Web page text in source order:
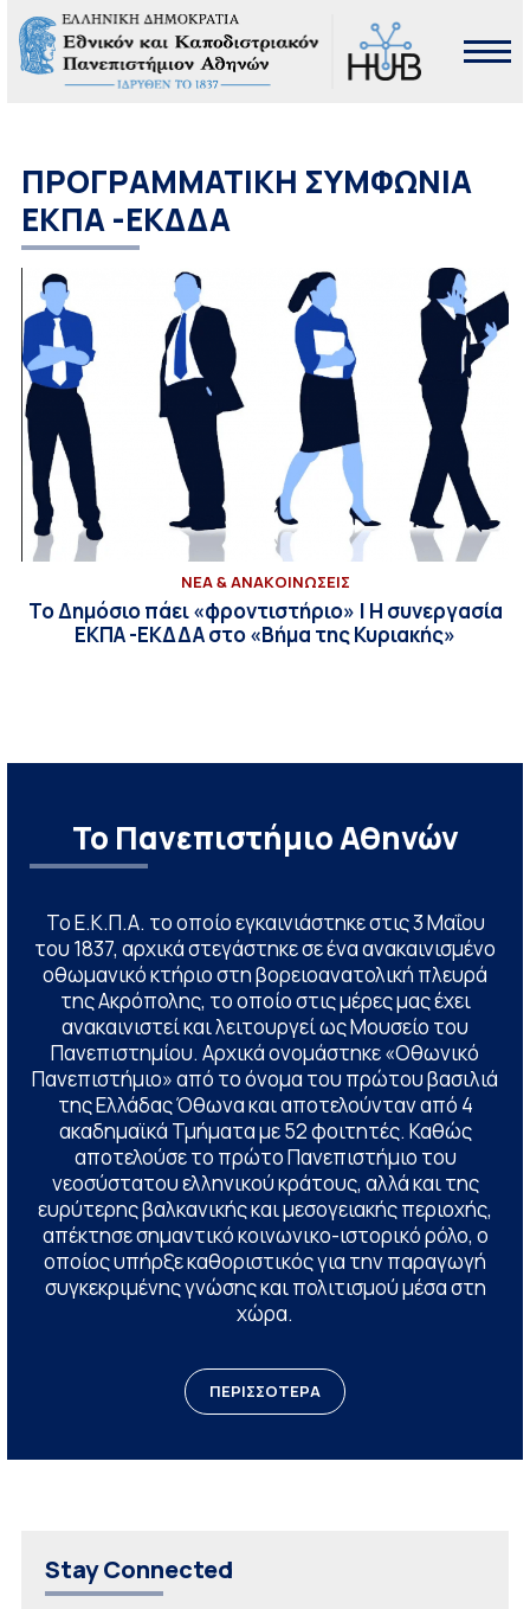
ΠΡΟΓΡΑΜΜΑΤΙΚΗ ΣΥΜΦΩΝΙΑ
ΕΚΠΑ -ΕΚΔΔΑ
ΝΕΑ & ΑΝΑΚΟΙΝΩΣΕΙΣ
Το Δημόσιο πάει «φροντιστήριο» | Η συνεργασία
ΕΚΠΑ -ΕΚΔΔΑ στο «Βήμα της Κυριακής»
Το Πανεπιστήμιο Αθηνών
Το Ε.Κ.Π.Α. το οποίο εγκαινιάστηκε στις 3 Μαΐου
του 1837, αρχικά στεγάστηκε σε ένα ανακαινισμένο
οθωμανικό κτήριο στη βορειοανατολική πλευρά
της Ακρόπολης, το οποίο στις μέρες μας έχει
ανακαινιστεί και λειτουργεί ως Μουσείο του
Πανεπιστημίου. Αρχικά ονομάστηκε «Οθωνικό
Πανεπιστήμιο» από το όνομα του πρώτου βασιλιά
της Ελλάδας Όθωνα και αποτελούνταν από 4
ακαδημαϊκά Τμήματα με 52 φοιτητές. Καθώς
αποτελούσε το πρώτο Πανεπιστήμιο του
νεοσύστατου ελληνικού κράτους, αλλά και της
ευρύτερης βαλκανικής και μεσογειακής περιοχής,
απέκτησε σημαντικό κοινωνικο-ιστορικό ρόλο, ο
οποίος υπήρξε καθοριστικός για την παραγωγή
συγκεκριμένης γνώσης και πολιτισμού μέσα στη
χώρα.
ΠΕΡΙΣΣΟΤΕΡΑ
Stay Connected